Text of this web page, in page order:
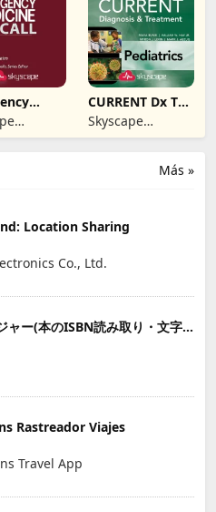
On Call
Inc
CURRENT Dx Tx
Pediatrics
Skyscape
Medpresso Inc
Más »
Location Sharing
Co., Ltd.
ISBNマネージャー(本のISBN読み取り・文字認識)
Rastreador Viajes
Travel App